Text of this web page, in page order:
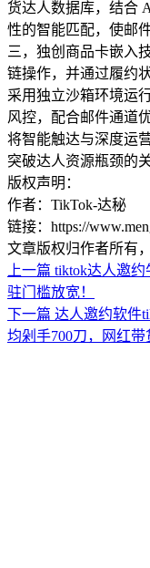
货达人数据库，结合
性的智能匹配，使邮
三，独创商品卡嵌入
链操作，并通过履约
采用独立沙箱环境运
风控，配合邮件通道
将智能触达与深度运
突破达人资源瓶颈的
版权声明：
作者：TikTok-达秘
链接：https://
文章版权归作者所有
上一篇 tiktok达人邀约
驻门槛放宽！
下一篇 达人邀约软件
均剁手700刀，网红